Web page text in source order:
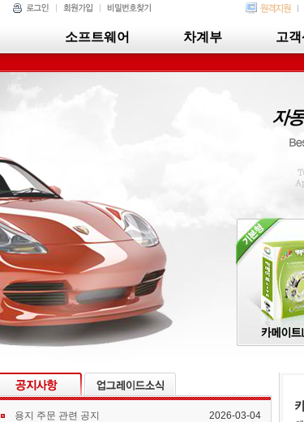
소프트웨어 차계부 고객
용지 주문 관련 공지
2026-03-04